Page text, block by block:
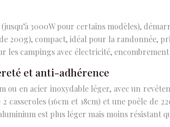
(jusqu’à 3000W pour certains modèles),
200g), compact, idéal pour la randonnée,
les campings avec électricité,
et anti-adhérence
ou en acier inoxydable léger, avec un
casseroles (16cm et 18cm) et une poêle
est plus léger mais moins résistant